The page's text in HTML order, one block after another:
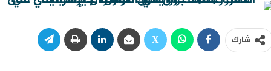
شارك